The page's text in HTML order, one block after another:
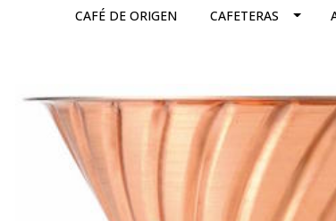
CAFÉ DE ORIGEN CAFETERAS